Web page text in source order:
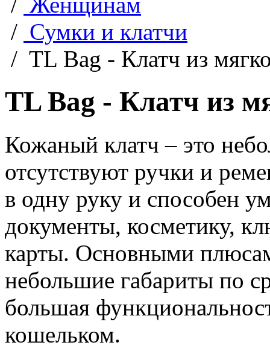
/ Сумки и клатчи
/ TL Bag - Клатч из
TL Bag - Клатч из
Кожаный клатч – это
отсутствуют ручки и
в одну руку и способен
документы, косметику,
карты. Основными
небольшие габариты по
большая
кошельком.